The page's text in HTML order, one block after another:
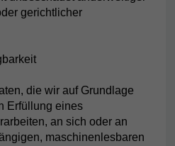
gerichtlicher
die wir auf Grundlage
Erfüllung eines
an sich oder an
maschinenlesbaren